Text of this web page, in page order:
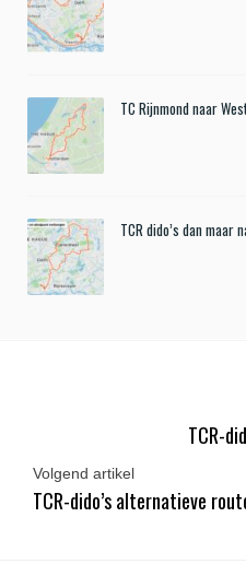
TC Rijnmond naar
TCR dido’s dan maar
TCR-
Volgend artikel
TCR-dido’s alternatieve